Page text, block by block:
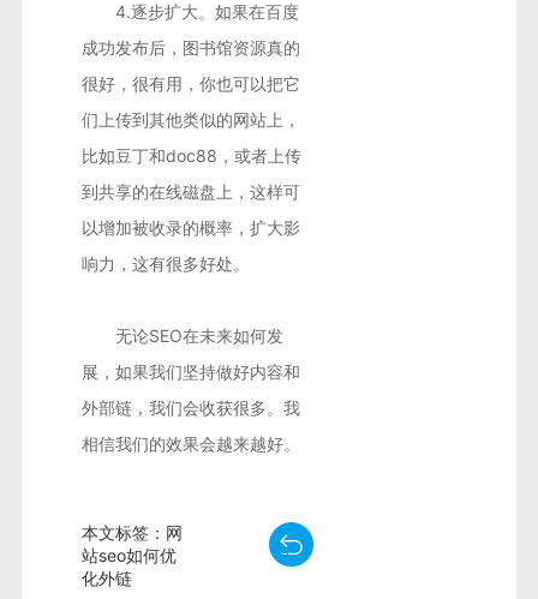
4.逐步扩大。如果在百度
成功发布后，图书馆资源真的
很好，很有用，你也可以把它
们上传到其他类似的网站上，
比如豆丁和doc88，或者上传
到共享的在线磁盘上，这样可
以增加被收录的概率，扩大影
响力，这有很多好处。
无论SEO在未来如何发
展，如果我们坚持做好内容和
外部链，我们会收获很多。我
相信我们的效果会越来越好。
本文标签：网
站seo如何优
化外链